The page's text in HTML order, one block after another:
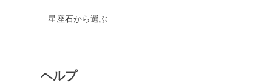
星座石から選ぶ
ヘルプ